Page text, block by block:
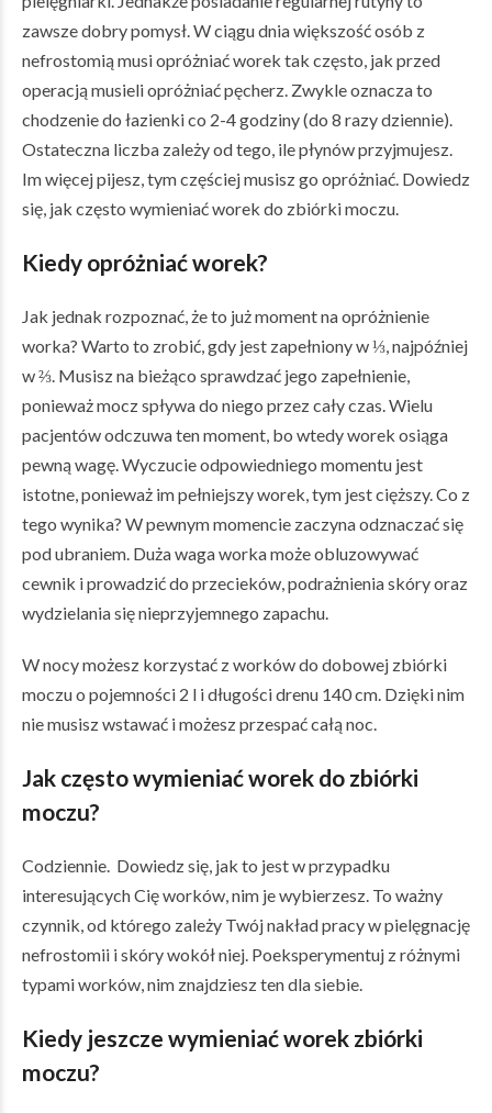
zawsze dobry pomysł. W ciągu dnia większość osób z
nefrostomią musi opróżniać worek tak często, jak przed
operacją musieli opróżniać pęcherz. Zwykle oznacza to
chodzenie do łazienki co 2-4 godziny (do 8 razy dziennie).
Ostateczna liczba zależy od tego, ile płynów przyjmujesz.
Im więcej pijesz, tym częściej musisz go opróżniać. Dowiedz
się, jak często wymieniać worek do zbiórki moczu.
Kiedy opróżniać worek?
Jak jednak rozpoznać, że to już moment na opróżnienie
worka? Warto to zrobić, gdy jest zapełniony w ⅓, najpóźniej
w ⅔. Musisz na bieżąco sprawdzać jego zapełnienie,
ponieważ mocz spływa do niego przez cały czas. Wielu
pacjentów odczuwa ten moment, bo wtedy worek osiąga
pewną wagę. Wyczucie odpowiedniego momentu jest
istotne, ponieważ im pełniejszy worek, tym jest cięższy. Co z
tego wynika? W pewnym momencie zaczyna odznaczać się
pod ubraniem. Duża waga worka może obluzowywać
cewnik i prowadzić do przecieków, podrażnienia skóry oraz
wydzielania się nieprzyjemnego zapachu.
W nocy możesz korzystać z worków do dobowej zbiórki
moczu o pojemności 2 l i długości drenu 140 cm. Dzięki nim
nie musisz wstawać i możesz przespać całą noc.
Jak często wymieniać worek do zbiórki
moczu?
Codziennie. Dowiedz się, jak to jest w przypadku
interesujących Cię worków, nim je wybierzesz. To ważny
czynnik, od którego zależy Twój nakład pracy w pielęgnację
nefrostomii i skóry wokół niej. Poeksperymentuj z różnymi
typami worków, nim znajdziesz ten dla siebie.
Kiedy jeszcze wymieniać worek zbiórki
moczu?